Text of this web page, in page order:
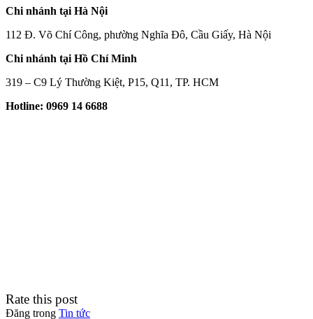
Chi nhánh tại Hà Nội
112 Đ. Võ Chí Công, phường Nghĩa Đô, Cầu Giấy, Hà Nội
Chi nhánh tại Hồ Chí Minh
319 – C9 Lý Thường Kiệt, P15, Q11, TP. HCM
Hotline: 0969 14 6688
Rate this post
Đăng trong Tin tức